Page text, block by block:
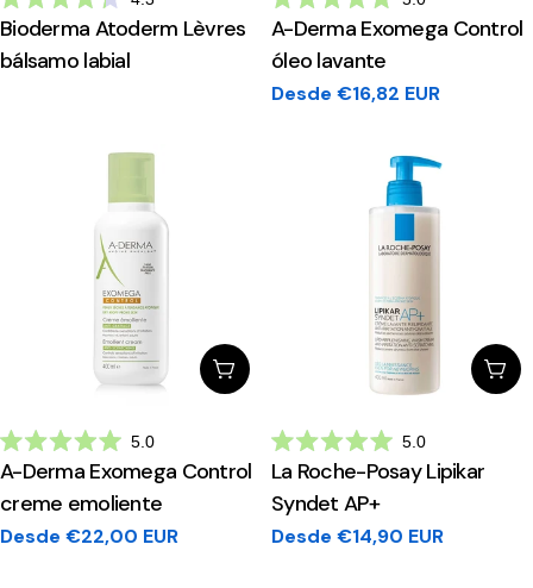
Avaliado
com
4.3
de
Bioderma Atoderm Lèvres
bálsamo labial
Avaliado
com
5.0
de
5
estrelas
A-Derma Exomega Control
óleo lavante
Preço
Desde €16,82 EUR
Escolhe Opções
Avaliado
com
de
5
estrelas
5.0
A-Derma Exomega Control
creme emoliente
Preço
Desde €22,00 EUR
Avaliado
com
5.0
de
5
estrelas
5.0
La Roche-Posay Lipikar
Syndet AP+
Preço
Desde €14,90 EUR